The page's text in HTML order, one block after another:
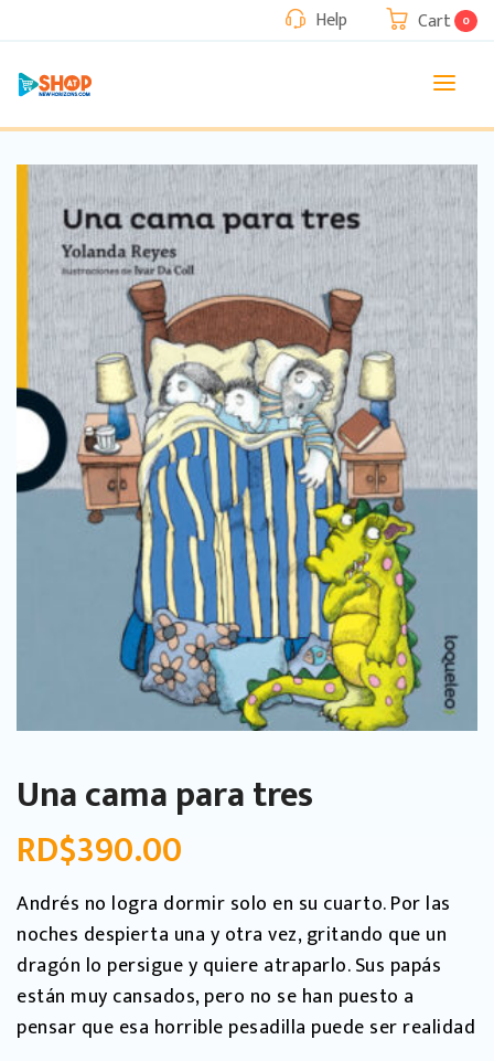
Help Cart 0
Una cama para tres
RD$390.00
Andrés no logra dormir solo en su cuarto. Por las
noches despierta una y otra vez, gritando que un
dragón lo persigue y quiere atraparlo. Sus papás
están muy cansados, pero no se han puesto a
pensar que esa horrible pesadilla puede ser realidad